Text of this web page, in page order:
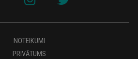
NOTEIKUMI
PRIVĀTUMS